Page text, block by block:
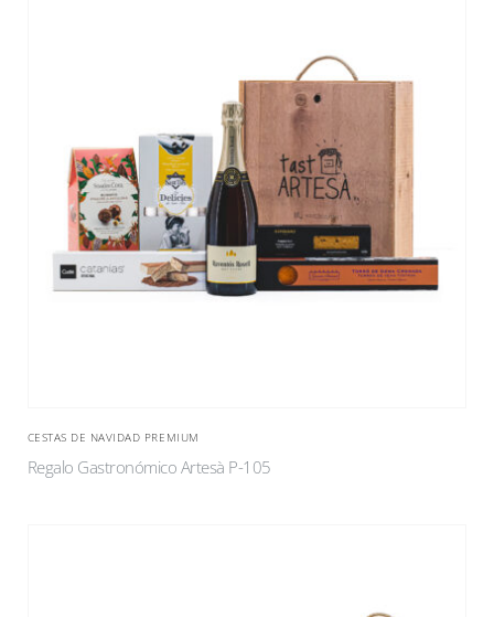
CESTAS DE NAVIDAD PREMIUM
Regalo Gastronómico Artesà P-105